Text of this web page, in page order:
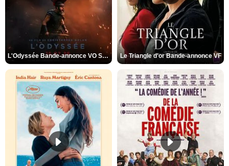
L'Odyssée Bande-annonce VO STFR Le Triangle d'or Bande-annonce VF